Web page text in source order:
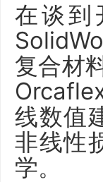
在谈到
复合材
线数值
非线性
学。